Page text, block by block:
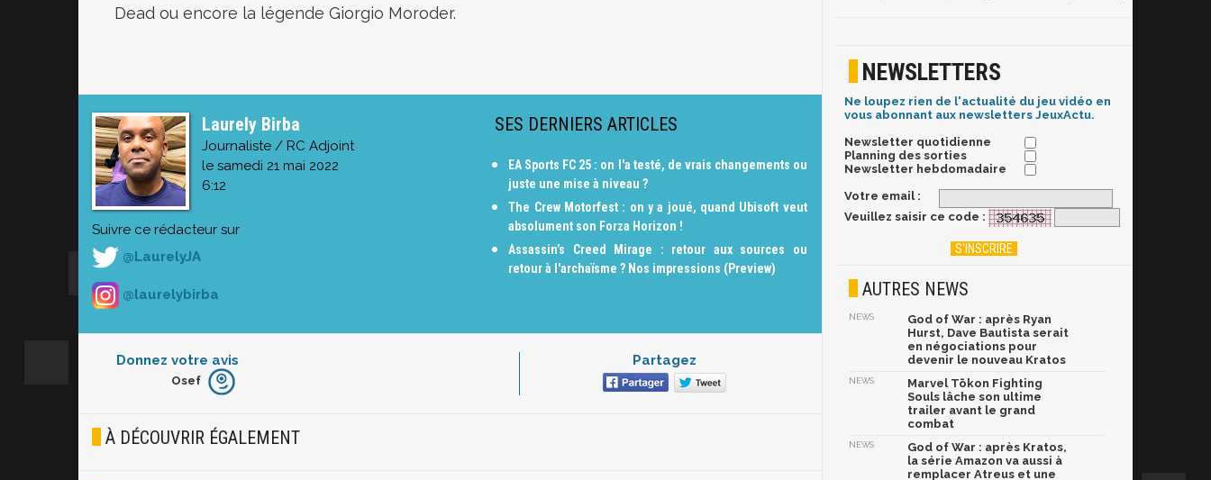
Dead ou encore la légende Giorgio Moroder.
Laurely Birba
Journaliste / RC Adjoint
le samedi 21 mai 2022
6:12
Suivre ce rédacteur sur
@LaurelyJA
@laurelybirba
SES DERNIERS ARTICLES
EA Sports FC 25 : on l'a testé, de vrais changements ou
juste une mise à niveau ?
The Crew Motorfest : on y a joué, quand Ubisoft veut
absolument son Forza Horizon !
Assassin’s Creed Mirage : retour aux sources ou
retour à l'archaïsme ? Nos impressions (Preview)
Donnez votre avis
Furieux
Osef
Partagez
À DÉCOUVRIR ÉGALEMENT
NEWSLETTERS
Ne loupez rien de l'actualité du jeu vidéo en
vous abonnant aux newsletters JeuxActu.
Newsletter quotidienne
Planning des sorties
Newsletter hebdomadaire
Votre email :
Veuillez saisir ce code :
AUTRES NEWS
NEWS
God of War : après Ryan
Hurst, Dave Bautista serait
en négociations pour
devenir le nouveau Kratos
NEWS
Marvel Tōkon Fighting
Souls lâche son ultime
trailer avant le grand
combat
NEWS
God of War : après Kratos,
la série Amazon va aussi à
remplacer Atreus et une